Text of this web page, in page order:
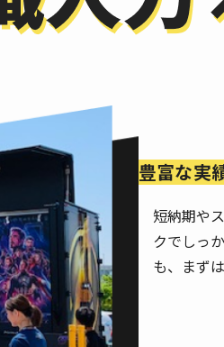
豊富な実
短納期や
クでしっ
も、まず